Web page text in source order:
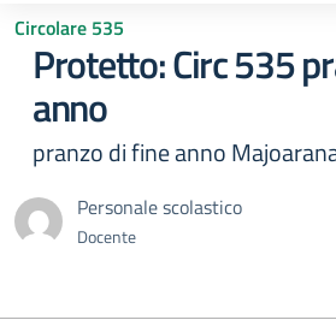
Circolare 535
Protetto: Circ 535
anno
pranzo di fine anno
Personale scolastico
Docente